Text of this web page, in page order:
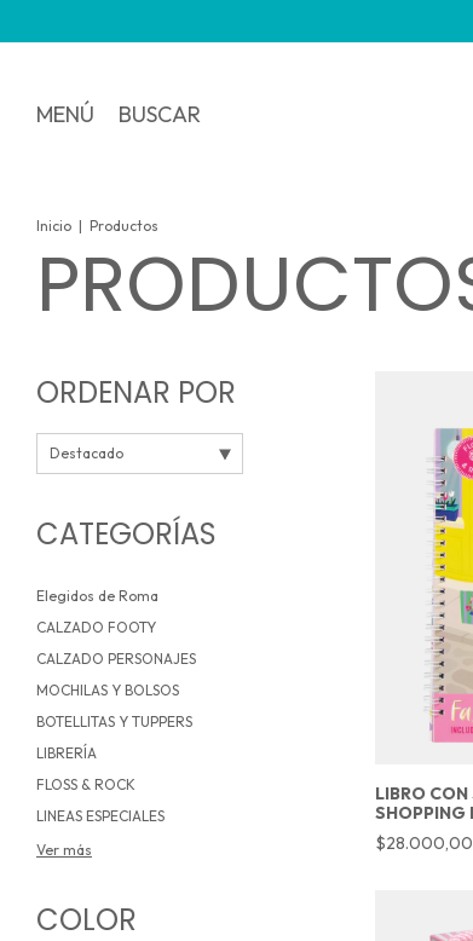
MENÚ BUSCAR
Inicio | Productos
ORDENAR POR
CATEGORÍAS
Elegidos de Roma
CALZADO FOOTY
CALZADO PERSONAJES
MOCHILAS Y BOLSOS
BOTELLITAS Y TUPPERS
LIBRERÍA
FLOSS & ROCK
LINEAS ESPECIALES
Ver más
COLOR
LIBRO CON
SHOPPING
$28.000,00